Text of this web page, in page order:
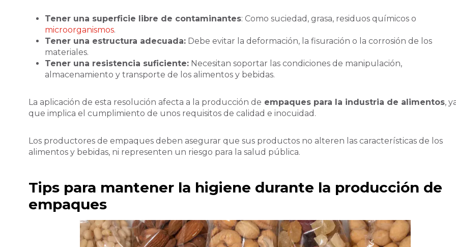
Tener una superficie libre de contaminantes: Como suciedad, grasa, residuos químicos o
microorganismos.
Tener una estructura adecuada: Debe evitar la deformación, la fisuración o la corrosión de los
materiales.
Tener una resistencia suficiente: Necesitan soportar las condiciones de manipulación,
almacenamiento y transporte de los alimentos y bebidas.
La aplicación de esta resolución afecta a la producción de empaques para la industria de alimentos,
que implica el cumplimiento de unos requisitos de calidad e inocuidad.
Los productores de empaques deben asegurar que sus productos no alteren las características de los
alimentos y bebidas, ni representen un riesgo para la salud pública.
Tips para mantener la higiene durante la producción de
empaques